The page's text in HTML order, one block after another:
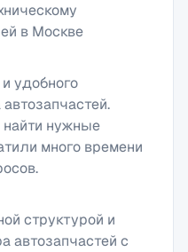
в Москве
удобного
нужные
много времени
структурой и
автозапчастей с